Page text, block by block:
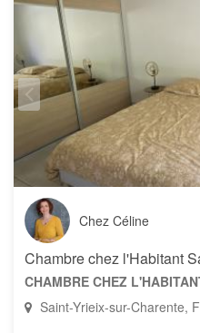
Chez Céline
Chambre chez l'Habitant
CHAMBRE CHEZ
Saint-Yrieix-sur-Charente,